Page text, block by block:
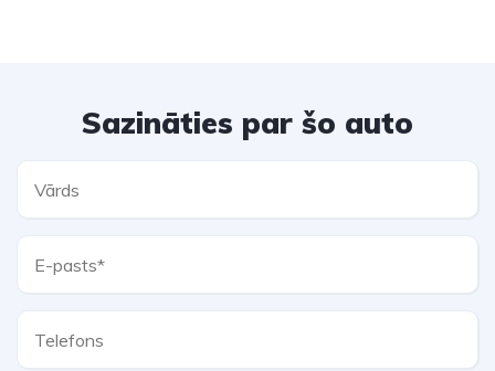
Sazināties par šo auto